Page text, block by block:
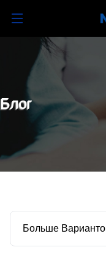
Блог
Больше